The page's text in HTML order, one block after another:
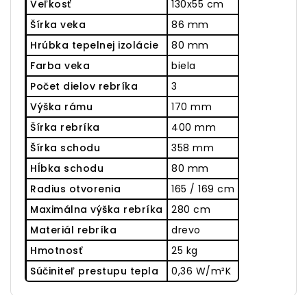
Veľkosť
130x55 cm
Šírka veka
86 mm
Hrúbka tepelnej izolácie
80 mm
Farba veka
biela
Počet dielov rebríka
3
Výška rámu
170 mm
Šírka rebríka
400 mm
Šírka schodu
358 mm
Hĺbka schodu
80 mm
Radius otvorenia
165 / 169 cm
Maximálna výška rebríka
280 cm
Materiál rebríka
drevo
Hmotnosť
25 kg
Súčiniteľ prestupu tepla
0,36 W/m²K